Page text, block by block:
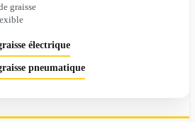
graisse
électrique
pneumatique